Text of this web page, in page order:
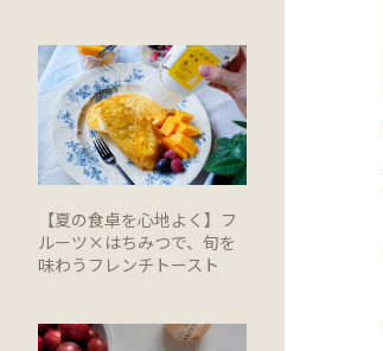
【夏の食卓を心地よく】フ
ルーツ×はちみつで、旬を
味わうフレンチトースト